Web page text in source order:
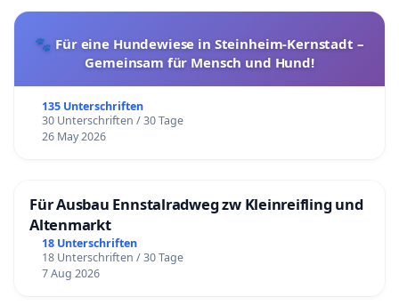
🐾 Für eine Hundewiese in Steinheim-Kernstadt –
Gemeinsam für Mensch und Hund!
135 Unterschriften
30 Unterschriften / 30 Tage
26 May 2026
Für Ausbau Ennstalradweg zw Kleinreifling und
Altenmarkt
18 Unterschriften
18 Unterschriften / 30 Tage
7 Aug 2026